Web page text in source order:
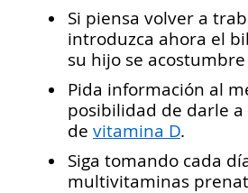
Si piensa volver a
introduzca ahora el
su hijo se
Pida información al
posibilidad de darle a
de vitamina D.
Siga tomando cada
multivitaminas